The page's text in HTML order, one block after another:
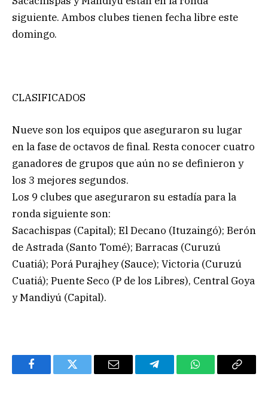
siguiente. Ambos clubes tienen fecha libre este
domingo.
CLASIFICADOS
Nueve son los equipos que aseguraron su lugar
en la fase de octavos de final. Resta conocer cuatro
ganadores de grupos que aún no se definieron y
los 3 mejores segundos.
Los 9 clubes que aseguraron su estadía para la
ronda siguiente son:
Sacachispas (Capital); El Decano (Ituzaingó); Berón
de Astrada (Santo Tomé); Barracas (Curuzú
Cuatiá); Porá Purajhey (Sauce); Victoria (Curuzú
Cuatiá); Puente Seco (P de los Libres), Central Goya
y Mandiyú (Capital).
FacebookTwitter Email TelegramWhatsAppCopy